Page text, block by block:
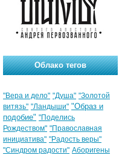
Облако тегов
"Вера и дело" "Душа" "Золотой
витязь" "Ландыши" "Образ и
подобие" "Поделись
Рождеством" "Православная
инициатива" "Радость веры"
"Синдром радости" Аборигены